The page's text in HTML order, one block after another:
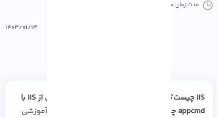
مدت زمان مطالعه :
۱۴۰۳/۰۱/۱۳
IIS چیست؟ بهترین و سریع ترین روش بکاپ گیری از IIS با
appcmd چگونه است؟
اگر تاکنون به یک محتوای آموزشی